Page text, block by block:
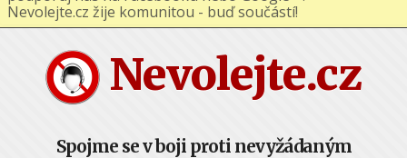
Nevolejte.cz
Spojme se v boji proti nevyžádaným
Nevolejte.cz žije komunitou - buď součástí!